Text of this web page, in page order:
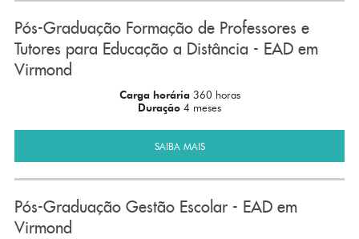
Pós-Graduação Formação de Professores e
Tutores para Educação a Distância - EAD em
Virmond
Carga horária 360 horas
Duração 4 meses
SAIBA MAIS
Pós-Graduação Gestão Escolar - EAD em
Virmond